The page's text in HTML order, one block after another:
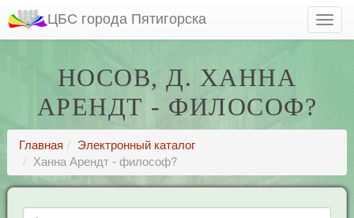
ЦБС города Пятигорска
НОСОВ, Д. ХАННА
АРЕНДТ - ФИЛОСОФ?
Главная
Электронный каталог
Ханна Арендт - философ?